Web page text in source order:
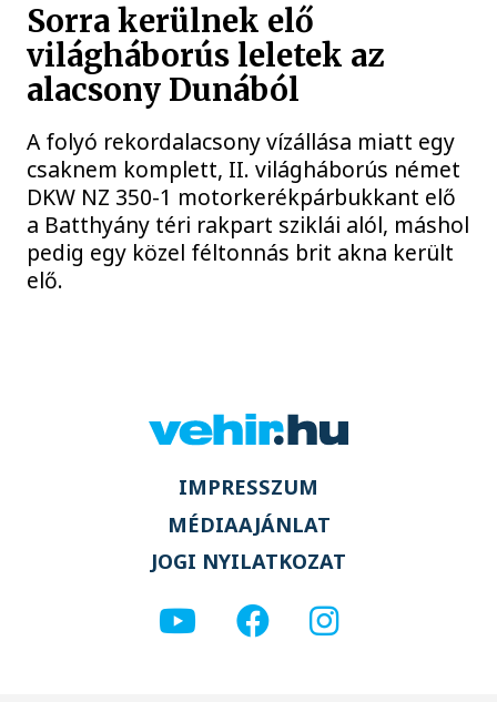
Sorra kerülnek elő
világháborús leletek az
alacsony Dunából
A folyó rekordalacsony vízállása miatt egy
csaknem komplett, II. világháborús német
DKW NZ 350-1 motorkerékpárbukkant elő
a Batthyány téri rakpart sziklái alól, máshol
pedig egy közel féltonnás brit akna került
elő.
IMPRESSZUM
MÉDIAAJÁNLAT
JOGI NYILATKOZAT